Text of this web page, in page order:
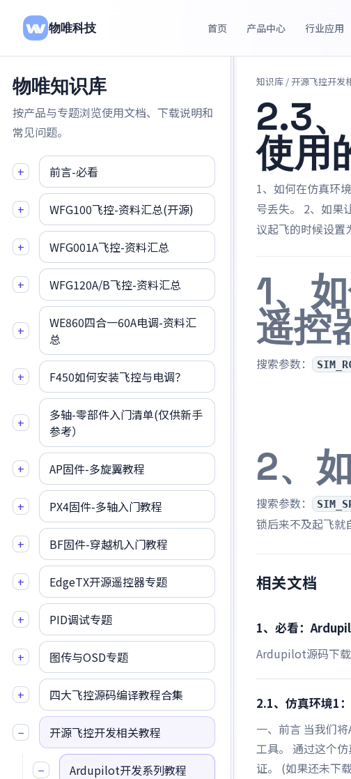
物唯科技 首页 产品中心 行业应用
物唯知识库
按产品与专题浏览使用文档、下载说明和
常见问题。
+ 前言-必看
+ WFG100飞控-资料汇总(开源)
+ WFG001A飞控-资料汇总
+ WFG120A/B飞控-资料汇总
+
WE860四合一60A电调-资料汇
总
+ F450如何安装飞控与电调？
+
多轴-零部件入门清单(仅供新手
参考）
+ AP固件-多旋翼教程
+ PX4固件-多轴入门教程
+ BF固件-穿越机入门教程
+ EdgeTX开源遥控器专题
+ PID调试专题
+ 图传与OSD专题
+ 四大飞控源码编译教程合集
− 开源飞控开发相关教程
− Ardupilot开发系列教程
知识库 / 开源飞控开发
2.3
使用
1、如何在仿真环
号丢失。 2、如果
议起飞的时候设置
1、
遥控
搜索参数：
2、
搜索参数：
锁后来不及起飞就
相关文档
1、必看：
Ardupilot源码下载
2.1、仿真环境1
一、前言 当我们
工具。 通过这个
证。 (如果还未下